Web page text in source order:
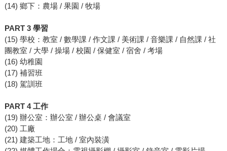
(14) 鄉下：農場 / 果園 / 牧場
PART 3 學習
(15) 學校：教室 / 數學課 / 作文課 / 美術課 / 音樂課 / 自然課 / 社
團教室 / 大學 / 操場 / 校園 / 保健室 / 宿舍 / 考場
(16) 幼稚園
(17) 補習班
(18) 駕訓班
PART 4 工作
(19) 辦公室：辦公室 / 辦公桌 / 會議室
(20) 工廠
(21) 建築工地：工地 / 室內裝潢